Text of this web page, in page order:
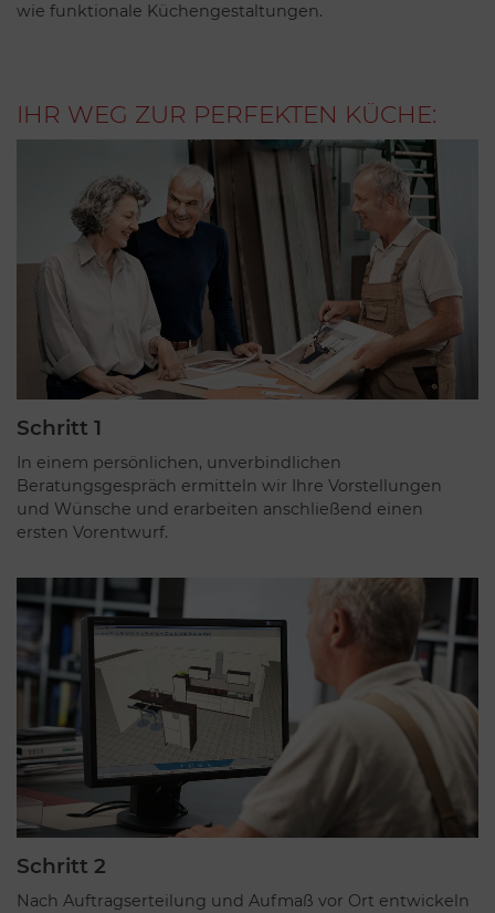
wie funktionale Küchengestaltungen.
IHR WEG ZUR PERFEKTEN KÜCHE:
Schritt 1
In einem persönlichen, unverbindlichen
Beratungsgespräch ermitteln wir Ihre Vorstellungen
und Wünsche und erarbeiten anschließend einen
ersten Vorentwurf.
Schritt 2
Nach Auftragserteilung und Aufmaß vor Ort entwickeln